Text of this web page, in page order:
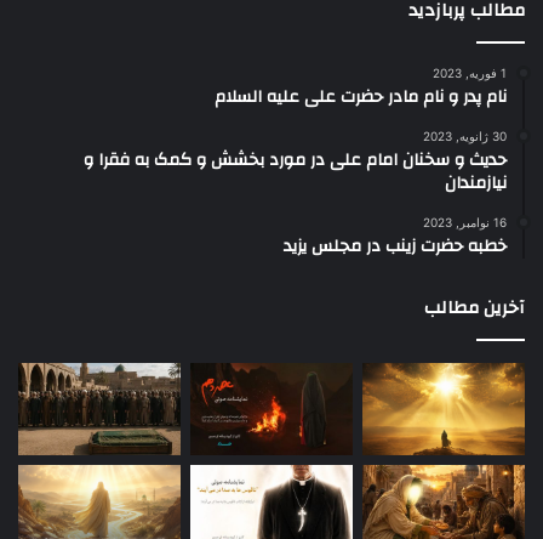
مطالب پربازدید
1 فوریه, 2023
نام پدر و نام مادر حضرت علی علیه السلام
30 ژانویه, 2023
حدیث و سخنان امام علی در مورد بخشش و کمک به فقرا و
نیازمندان
16 نوامبر, 2023
خطبه حضرت زینب در مجلس یزید
آخرین مطالب